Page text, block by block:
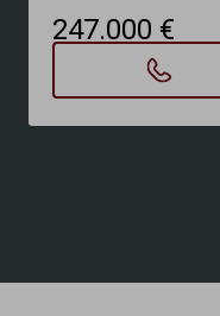
247.000 €